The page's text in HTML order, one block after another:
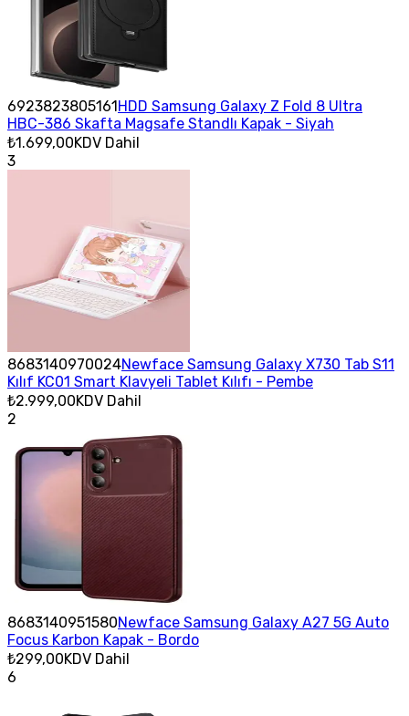
6923823805161HDD Samsung Galaxy Z Fold 8 Ultra
HBC-386 Skafta Magsafe Standlı Kapak - Siyah
₺1.699,00KDV Dahil
3
8683140970024Newface Samsung Galaxy X730 Tab S11
Kılıf KC01 Smart Klavyeli Tablet Kılıfı - Pembe
₺2.999,00KDV Dahil
2
8683140951580Newface Samsung Galaxy A27 5G Auto
Focus Karbon Kapak - Bordo
₺299,00KDV Dahil
6